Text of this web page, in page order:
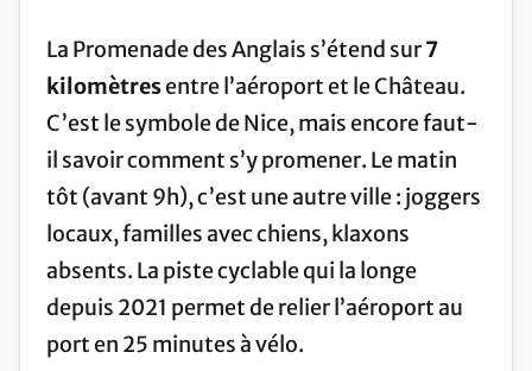
La Promenade des Anglais s’étend sur7
kilomètresentre l’aéroport et le Château.
C’est le symbole de Nice, mais encore faut-
il savoir comment s’y promener. Le matin
tôt (avant 9h), c’est une autre ville : joggers
locaux, familles avec chiens, klaxons
absents. La piste cyclable qui la longe
depuis 2021 permet de relier l’aéroport au
port en 25 minutes à vélo.